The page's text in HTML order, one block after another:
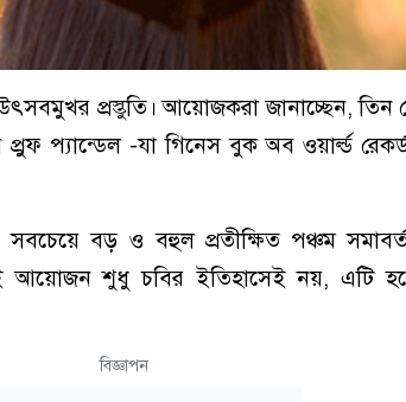
উৎসবমুখর প্রস্তুতি। আয়োজকরা জানাচ্ছেন, তিন
প্যান্ডেল -যা গিনেস বুক অব ওয়ার্ল্ড
সবচেয়ে বড় ও বহুল প্রতীক্ষিত পঞ্চম
আয়োজন শুধু চবির ইতিহাসেই নয়, এটি
বিজ্ঞাপন